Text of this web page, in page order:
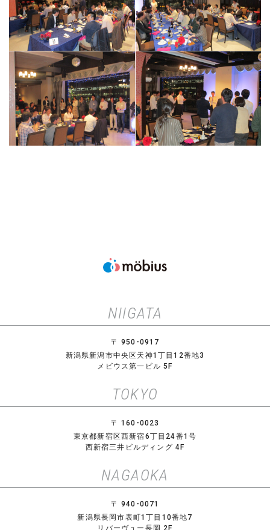
NIIGATA
〒 950-0917
新潟県新潟市中央区天神1丁目12番地3
メビウス第一ビル 5F
TOKYO
〒 160-0023
東京都新宿区西新宿6丁目24番1号
西新宿三井ビルディング 4F
NAGAOKA
〒 940-0071
新潟県長岡市表町1丁目10番地7
リバーヴュー長岡 2F